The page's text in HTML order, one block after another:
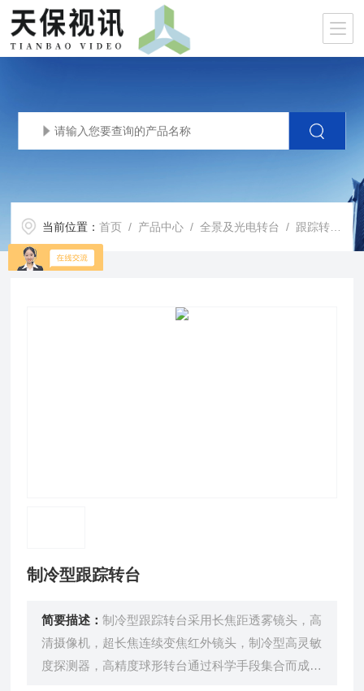
当前位置：首页 / 产品中心 /全景及光电转台 / 跟踪转台 /
制冷型跟踪转台
简要描述：制冷型跟踪转台采用长焦距透雾镜头，高
清摄像机，超长焦连续变焦红外镜头，制冷型高灵敏
度探测器，高精度球形转台通过科学手段集合而成，